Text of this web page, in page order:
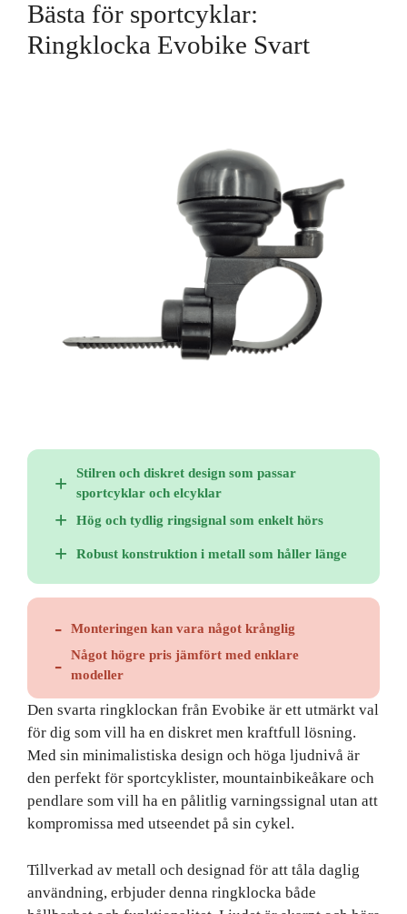
Bästa för sportcyklar:
Ringklocka Evobike Svart
Stilren och diskret design som passar
sportcyklar och elcyklar
Hög och tydlig ringsignal som enkelt hörs
Robust konstruktion i metall som håller länge
Monteringen kan vara något krånglig
Något högre pris jämfört med enklare
modeller
Den svarta ringklockan från Evobike är ett utmärkt val
för dig som vill ha en diskret men kraftfull lösning.
Med sin minimalistiska design och höga ljudnivå är
den perfekt för sportcyklister, mountainbikeåkare och
pendlare som vill ha en pålitlig varningssignal utan att
kompromissa med utseendet på sin cykel.
Tillverkad av metall och designad för att tåla daglig
användning, erbjuder denna ringklocka både